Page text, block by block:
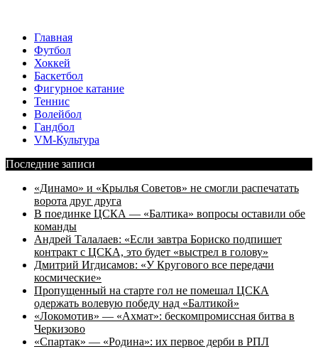
Главная
Футбол
Хоккей
Баскетбол
Фигурное катание
Теннис
Волейбол
Гандбол
VM-Культура
Последние записи
«Динамо» и «Крылья Советов» не смогли распечатать
ворота друг друга
В поединке ЦСКА — «Балтика» вопросы оставили обе
команды
Андрей Талалаев: «Если завтра Бориско подпишет
контракт с ЦСКА, это будет «выстрел в голову»
Дмитрий Игдисамов: «У Кругового все передачи
космические»
Пропущенный на старте гол не помешал ЦСКА
одержать волевую победу над «Балтикой»
«Локомотив» — «Ахмат»: бескомпромиссная битва в
Черкизово
«Спартак» — «Родина»: их первое дерби в РПЛ